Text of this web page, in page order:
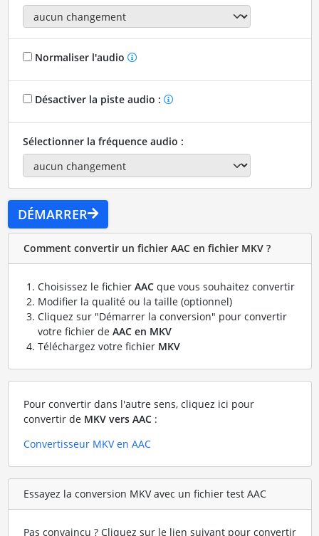
Normaliser l'audio
Désactiver la piste audio :
Sélectionner la fréquence audio :
DÉMARRER
Comment convertir un fichier AAC en fichier MKV ?
Choisissez le fichier AACque vous souhaitez convertir
Modifier la qualité ou la taille (optionnel)
Cliquez sur "Démarrer la conversion" pour convertir
votre fichier de AAC en MKV
Téléchargez votre fichier MKV
Pour convertir dans l'autre sens, cliquez ici pour
convertir de MKV vers AAC:
Convertisseur MKV en AAC
Essayez la conversion MKV avec un fichier test AAC
Pas convaincu ? Cliquez sur le lien suivant pour convertir